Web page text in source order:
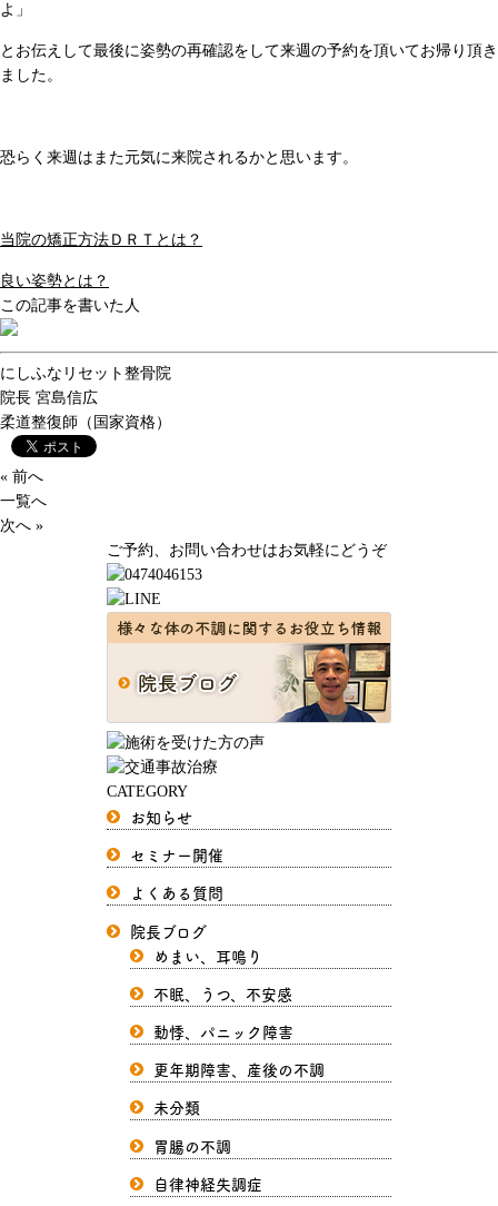
よ」
とお伝えして最後に姿勢の再確認をして来週の予約を頂いてお帰り頂き
ました。
恐らく来週はまた元気に来院されるかと思います。
当院の矯正方法ＤＲＴとは？
良い姿勢とは？
この記事を書いた人
にしふなリセット整骨院
院長 宮島信広
柔道整復師（国家資格）
« 前へ
一覧へ
次へ »
ご予約、お問い合わせはお気軽にどうぞ
CATEGORY
お知らせ
セミナー開催
よくある質問
院長ブログ
めまい、耳鳴り
不眠、うつ、不安感
動悸、パニック障害
更年期障害、産後の不調
未分類
胃腸の不調
自律神経失調症